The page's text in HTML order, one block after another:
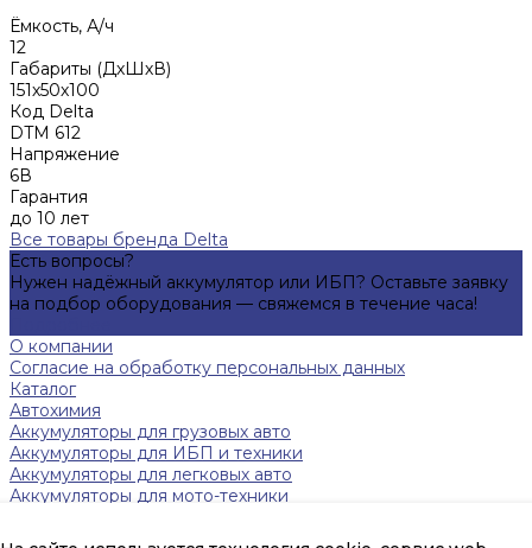
Ёмкость, А/ч
12
Габариты (ДхШхВ)
151х50х100
Код Delta
DTM 612
Напряжение
6В
Гарантия
до 10 лет
Все товары бренда Delta
Есть вопросы?
Нужен надёжный аккумулятор или ИБП? Оставьте заявку
на подбор оборудования — свяжемся в течение часа!
О компании
Согласие на обработку персональных данных
Каталог
Автохимия
Аккумуляторы для грузовых авто
Аккумуляторы для ИБП и техники
Аккумуляторы для легковых авто
Аккумуляторы для мото-техники
Инверторы